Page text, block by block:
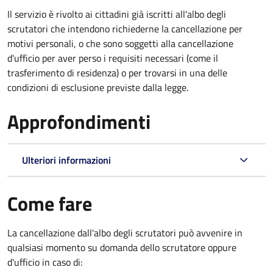
Il servizio è rivolto ai cittadini già iscritti all'albo degli
scrutatori che intendono richiederne la cancellazione per
motivi personali, o che sono soggetti alla cancellazione
d'ufficio per aver perso i requisiti necessari (come il
trasferimento di residenza) o per trovarsi in una delle
condizioni di esclusione previste dalla legge.
Approfondimenti
Ulteriori informazioni
Come fare
La cancellazione dall'albo degli scrutatori può avvenire in
qualsiasi momento su domanda dello scrutatore oppure
d'ufficio in caso di: